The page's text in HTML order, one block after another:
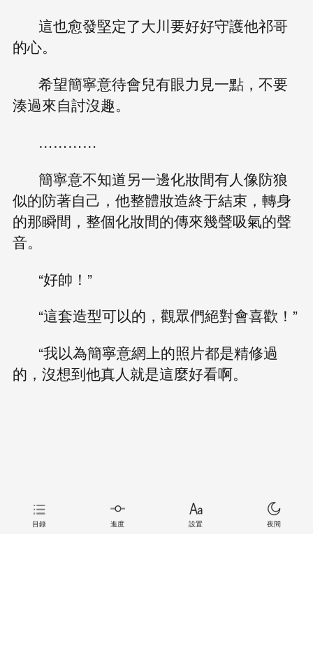
這也愈發堅定了大川要好好守護他祁哥
的心。
希望簡寧意待會兒有眼力見一點，不要
湊過來自討沒趣。
…………
簡寧意不知道另一邊化妝間有人像防狼
似的防著自己，他整體妝造終于結束，轉身
的那瞬間，整個化妝間的傳來幾聲吸氣的聲
音。
“好帥！”
“這套造型可以的，觀眾們絕對會喜歡！”
“我以為簡寧意網上的照片都是精修過
的，沒想到他真人就是這麼好看啊。
目錄 進度 設置 夜間